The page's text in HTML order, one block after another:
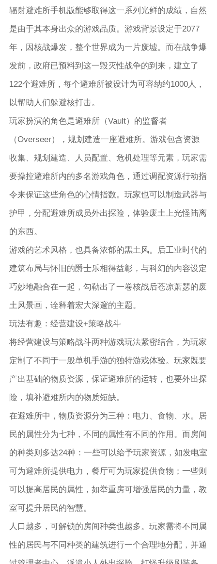
辐射避难所手机版能够取得这一系列光鲜的成绩，自然
是由于其本身出众的游戏品质。游戏背景设定于2077
年，因核战爆发，整个世界成为一片废墟。而在战争爆
发前，政府已预料到这一毁灭性战争的到来，建立了
122个避难所，每个避难所被设计为可容纳约1000人，
以帮助人们躲避核打击。
玩家扮演的角色是避难所（Vault）的监督者
（Overseer），规划建造一座避难所。游戏包含资源
收集、规划建造、人员配置、危机处理等元素，玩家需
要操控避难所内的多名游戏角色，通过调配资源行动指
令来保证这些角色的心情指数。玩家也可以制造武器与
护甲，分配避难所成员外出探险，体验废土上光怪陆离
的东西。
游戏的艺术风格，也具备浓郁的黑土风。后工业时代的
建筑布局与怀旧的爵士乐相得益彰，与科幻的内容设定
巧妙地融合在一起，勾勒出了一卷核战后苍凉萧瑟的废
土风景画，诠释着宏大深邃的主题。
玩法有趣：经营建设+策略战斗
将经营建设与策略战斗两种游戏玩法紧密结合，为玩家
定制了不同于一般单机手游的独特游戏体验。玩家既要
产出基础的物质资源，保证避难所的运转，也要外出探
险，填补避难所内的物质短缺。
在避难所中，物质资源分为三种：电力、食物、水。居
民的属性分为七种，不同的属性有不同的作用。而房间
的种类则多达24种：一些可以给予玩家资源，如发电室
可为避难所提供电力，餐厅可为玩家提供食物；一些则
可以提高居民的属性，如举重房可增强居民的力量，教
室可提升居民的智慧。
人口越多，可解锁的房间种类也越多。玩家需将不同属
性的居民与不同种类的建筑进行一个合理地分配，并通